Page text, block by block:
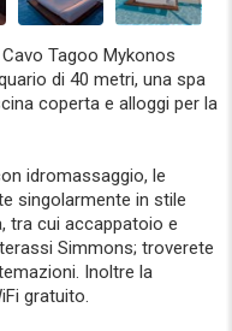
Tagoo Mykonos
di 40 metri, una spa
coperta e alloggi per la
idromassaggio, le
singolarmente in stile
tra cui accappatoio e
Simmons; troverete
Inoltre la
gratuito.